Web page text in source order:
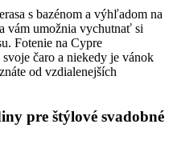
s bazénom a výhľadom na
vám umožnia vychutnať si
Fotenie na Cypre
čaro a niekedy je vánok
od vzdialenejších
pre štýlové svadobné